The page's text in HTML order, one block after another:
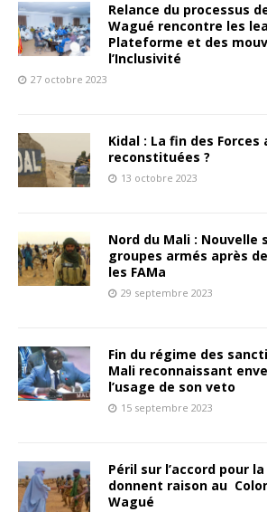
Relance du processus
Wagué rencontre les
Plateforme et des
l’Inclusivité
27 octobre 2023
Kidal : La fin des Forces
reconstituées ?
13 octobre 2023
Nord du Mali : Nouvelle
groupes armés après
les FAMa
29 septembre 2023
Fin du régime des
Mali reconnaissant
l’usage de son veto
15 septembre 2023
Péril sur l’accord pour
donnent raison au
Wagué